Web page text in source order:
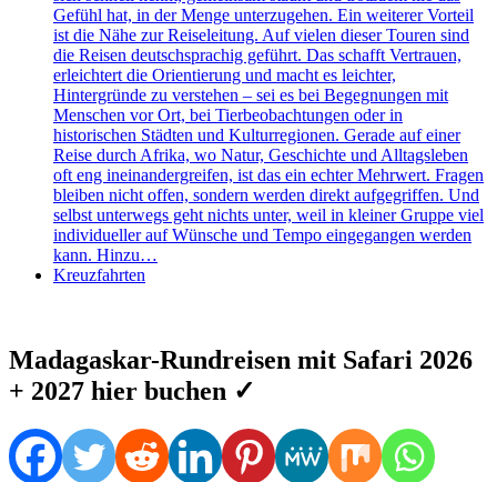
Gefühl hat, in der Menge unterzugehen. Ein weiterer Vorteil
ist die Nähe zur Reiseleitung. Auf vielen dieser Touren sind
die Reisen deutschsprachig geführt. Das schafft Vertrauen,
erleichtert die Orientierung und macht es leichter,
Hintergründe zu verstehen – sei es bei Begegnungen mit
Menschen vor Ort, bei Tierbeobachtungen oder in
historischen Städten und Kulturregionen. Gerade auf einer
Reise durch Afrika, wo Natur, Geschichte und Alltagsleben
oft eng ineinandergreifen, ist das ein echter Mehrwert. Fragen
bleiben nicht offen, sondern werden direkt aufgegriffen. Und
selbst unterwegs geht nichts unter, weil in kleiner Gruppe viel
individueller auf Wünsche und Tempo eingegangen werden
kann. Hinzu…
Kreuzfahrten
Madagaskar-Rundreisen mit Safari 2026
+ 2027 hier buchen ✓